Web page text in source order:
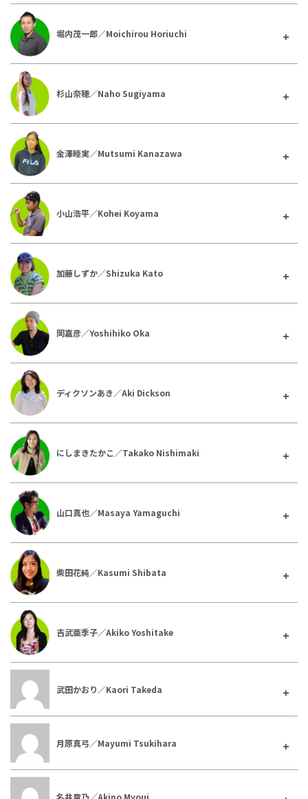
堀内茂一郎／Moichirou Horiuchi
杉山奈穂／Naho Sugiyama
金澤睦実／Mutsumi Kanazawa
小山浩平／Kohei Koyama
加藤しずか／Shizuka Kato
岡嘉彦／Yoshihiko Oka
ディクソンあき／Aki Dickson
にしまきたかこ／Takako Nishimaki
山口真也／Masaya Yamaguchi
柴田花純／Kasumi Shibata
吉武亜季子／Akiko Yoshitake
武田かおり／Kaori Takeda
月原真弓／Mayumi Tsukihara
名井章乃／Akino Myoui